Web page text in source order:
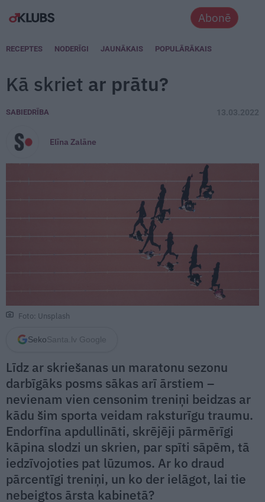
Abonē
RECEPTES NODERĪGI JAUNĀKAIS POPULĀRĀKAIS
Kā skriet ar prātu?
SABIEDRĪBA 13.03.2022
Elīna Zalāne
Foto: Unsplash
Seko Santa.lv Google
Līdz ar skriešanas un maratonu sezonu
darbīgāks posms sākas arī ārstiem –
nevienam vien censonim treniņi beidzas ar
kādu šim sporta veidam raksturīgu traumu.
Endorfīna apdullināti, skrējēji pārmērīgi
kāpina slodzi un skrien, par spīti sāpēm, tā
iedzīvojoties pat lūzumos. Ar ko draud
pārcentīgi treniņi, un ko der ielāgot, lai tie
nebeigtos ārsta kabinetā?